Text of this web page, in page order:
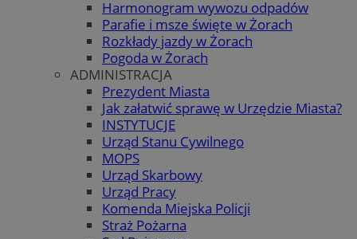
Harmonogram wywozu odpadów
Parafie i msze święte w Żorach
Rozkłady jazdy w Żorach
Pogoda w Żorach
ADMINISTRACJA
Prezydent Miasta
Jak załatwić sprawę w Urzędzie Miasta?
INSTYTUCJE
Urząd Stanu Cywilnego
MOPS
Urząd Skarbowy
Urząd Pracy
Komenda Miejska Policji
Straż Pożarna